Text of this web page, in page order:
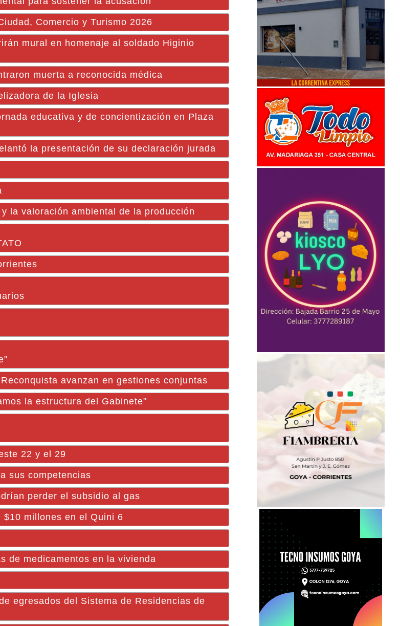
Comercio y Turismo 2026
mural en homenaje al soldado Higinio
muerta a reconocida médica
de la Iglesia
educativa y de concientización en Plaza
la presentación de su declaración jurada
la valoración ambiental de la producción
avanzan en gestiones conjuntas
la estructura del Gabinete"
22 y el 29
sus competencias
perder el subsidio al gas
millones en el Quini 6
de medicamentos en la vivienda
egresados del Sistema de Residencias de